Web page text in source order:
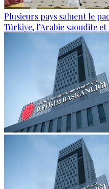
Plusieurs pays saluent le
Türkiye, l’Arabie saoudite